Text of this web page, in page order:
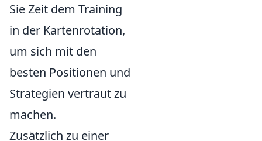
Sie Zeit dem Training
in der Kartenrotation,
um sich mit den
besten Positionen und
Strategien vertraut zu
machen.
Zusätzlich zu einer